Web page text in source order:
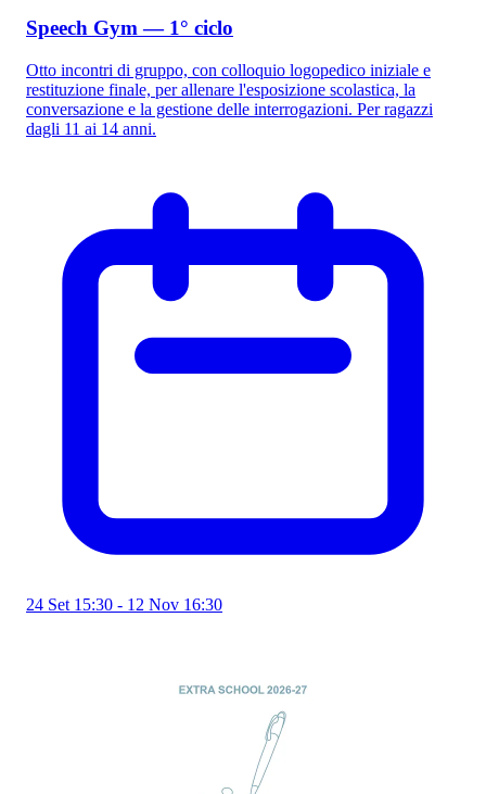
Speech Gym — 1° ciclo
Otto incontri di gruppo, con colloquio logopedico iniziale e
restituzione finale, per allenare l'esposizione scolastica, la
conversazione e la gestione delle interrogazioni. Per ragazzi
dagli 11 ai 14 anni.
24 Set 15:30 - 12 Nov 16:30